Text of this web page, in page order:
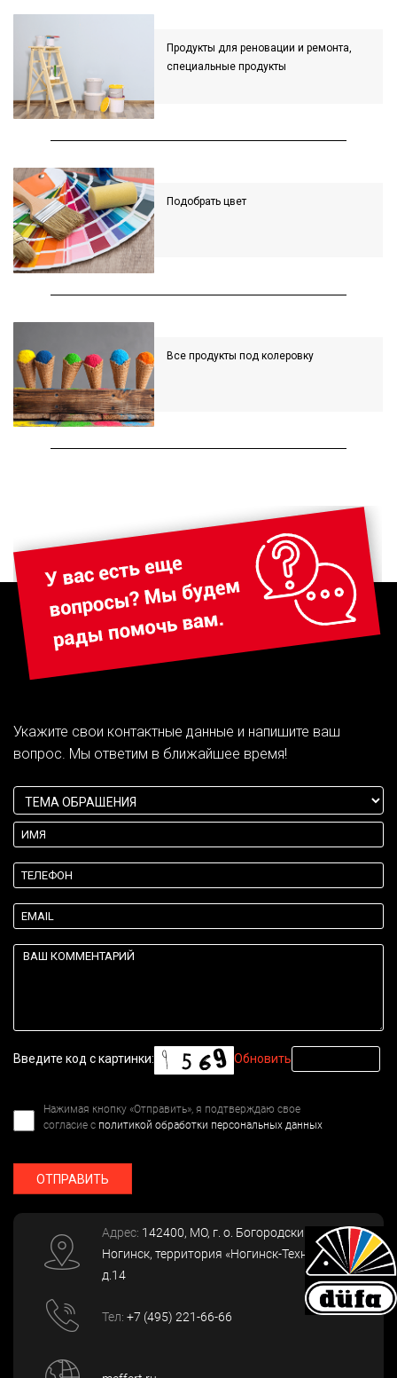
Продукты для реновации и ремонта,
специальные продукты
Подобрать цвет
Все продукты под колеровку
Укажите свои контактные данные и напишите ваш
вопрос. Мы ответим в ближайшее время!
Введите код с картинки: Обновить
Нажимая кнопку «Отправить», я подтверждаю свое
согласие с политикой обработки персональных данных
ОТПРАВИТЬ
Адрес: 142400, МО, г. о. Богородский, г.
Ногинск, территория «Ногинск-Технопарк»,
д.14
Тел: +7 (495) 221-66-66